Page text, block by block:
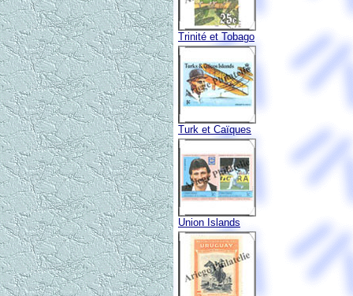
Trinité et Tobago
Turk et Caïques
Union Islands